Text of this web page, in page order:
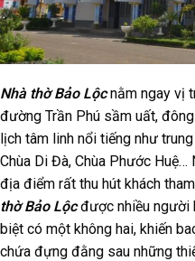
Nhà thờ Bảo Lộcnằm ngay vị
đường Trần Phú sầm uất,
lịch tâm linh nổi tiếng như
Chùa Di Đà, Chùa Phước Huệ…
địa điểm rất thu hút khách
thờ Bảo Lộcđược nhiều người
biệt có một không hai, khiến
chứa đựng đằng sau những